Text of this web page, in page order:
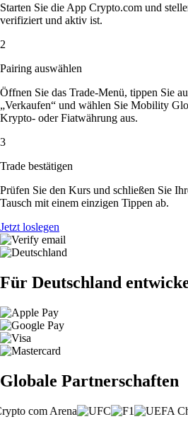
Starten Sie die App Crypto.com und
verifiziert und aktiv ist.
2
Pairing auswählen
Öffnen Sie das Trade-Menü, tippen Sie
„Verkaufen“ und wählen Sie Mobility
Krypto- oder Fiatwährung aus.
3
Trade bestätigen
Prüfen Sie den Kurs und schließen Sie
Tausch mit einem einzigen Tippen ab.
Jetzt loslegen
Für Deutschland
Globale Partnerschaften